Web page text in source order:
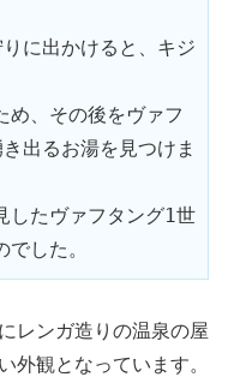
に出かけると、キジ
め、その後をヴァフ
出るお湯を見つけま
したヴァフタング1世
した。
レンガ造りの温泉の屋
外観となっています。